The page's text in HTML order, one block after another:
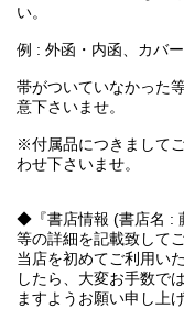
い。
例 : 外函・内函、カバ
帯がついていなかった
意下さいませ。
※付属品につきまして
わせ下さいませ。
◆『書店情報 (書店名 :
等の詳細を記載致して
当店を初めてご利用い
したら、大変お手数で
ますようお願い申し上げ